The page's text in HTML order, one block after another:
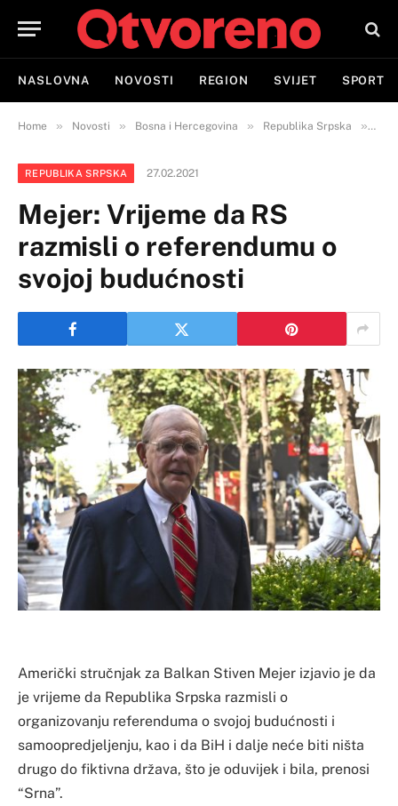
NASLOVNA NOVOSTI REGION SVIJET SPORT
Home » Novosti » Bosna i Hercegovina » Republika Srpska »
REPUBLIKA SRPSKA 27.02.2021
Mejer: Vrijeme da RS
razmisli o referendumu o
svojoj budućnosti
Američki stručnjak za Balkan Stiven Mejer izjavio je da
je vrijeme da Republika Srpska razmisli o
organizovanju referenduma o svojoj budućnosti i
samoopredjeljenju, kao i da BiH i dalje neće biti ništa
drugo do fiktivna država, što je oduvijek i bila, prenosi
“Srna”.